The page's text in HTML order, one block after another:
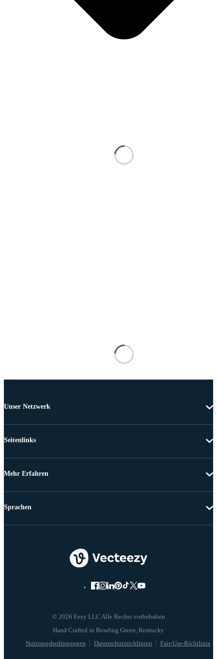
Unser Netzwerk
Seitenlinks
Mehr Erfahren
© 2026 Eezy LLC Alle Rechte vorbehalten
Nutzungsbedingungen Datenschutzrichlinien Fair-Use-Richtlinie
Sprachen